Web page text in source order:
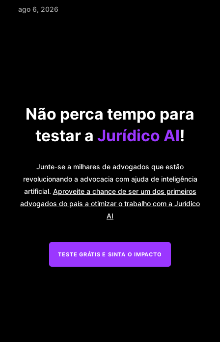
ago 6, 2026
Não perca tempo para
testar a Jurídico AI!
Junte-se a milhares de advogados que estão
revolucionando a advocacia com ajuda de inteligência
artificial. Aproveite a chance de ser um dos primeiros
advogados do país a otimizar o trabalho com a Jurídico
AI
TESTE GRÁTIS E SINTA O IMPACTO